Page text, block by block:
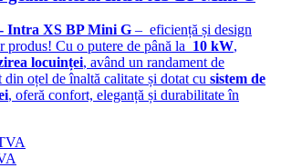
Intra XS BP Mini G – eficiență și design
produs! Cu o putere de până la 10 kW,
locuinței, având un randament de
din oțel de înaltă calitate și dotat cu sistem de
, oferă confort, eleganță și durabilitate în